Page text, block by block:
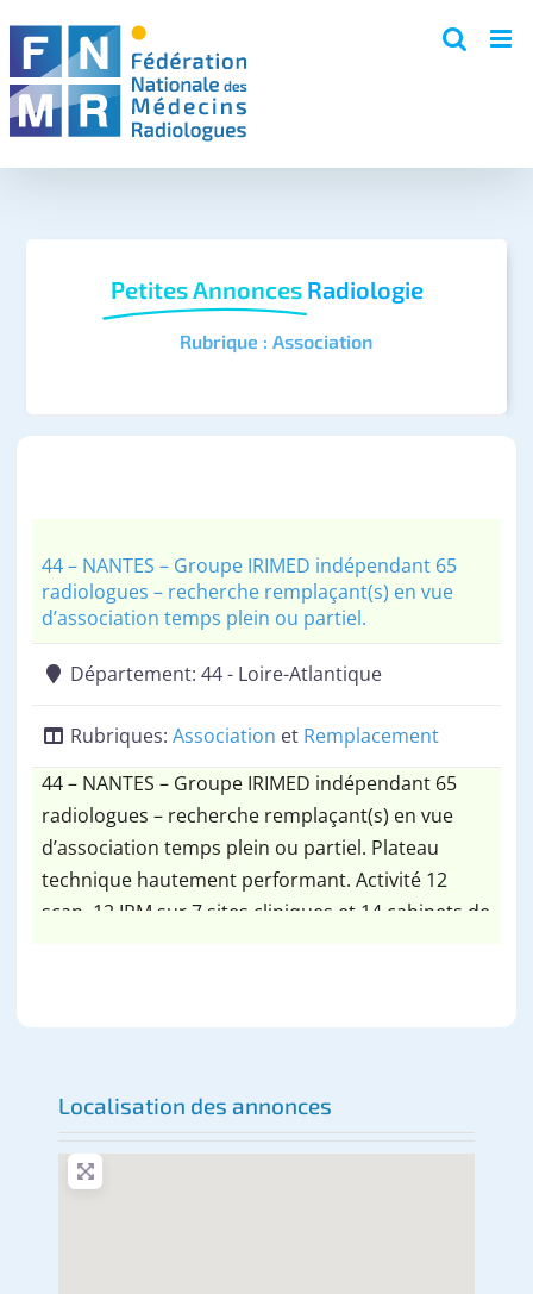
content
Petites Annonces Radiologie
Rubrique : Association
44 – NANTES – Groupe IRIMED indépendant 65
radiologues – recherche remplaçant(s) en vue
d’association temps plein ou partiel.
Département:44 - Loire-Atlantique
Rubriques:Association et Remplacement
44 – NANTES – Groupe IRIMED indépendant 65
radiologues – recherche remplaçant(s) en vue
d’association temps plein ou partiel. Plateau
technique hautement performant. Activité 12
scan, 12 IRM sur 7 sites cliniques et 14 cabinets de
Localisation des annonces